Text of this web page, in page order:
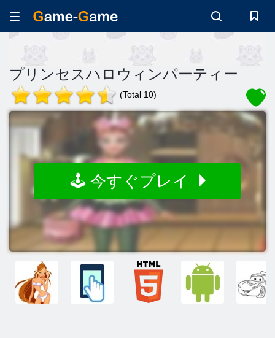
プリンセスハロウィンパーティー
(Total 10)
🕹️ 今すぐプレイ